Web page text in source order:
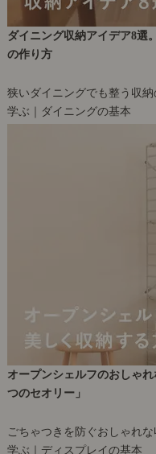
ダイニング収納アイデア8選
の作り方
狭いダイニングでも整う収
学ぶ｜ダイニングの基本
オープンシェルフのおしゃ
つのセオリー」
ごちゃつきを防ぐおしゃれな
学ぶ｜ディスプレイの基本